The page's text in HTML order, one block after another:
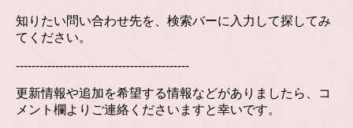
知りたい問い合わせ先を、検索バーに入力して探してみ
てください。
--------------------------------------------
更新情報や追加を希望する情報などがありましたら、コ
メント欄よりご連絡くださいますと幸いです。